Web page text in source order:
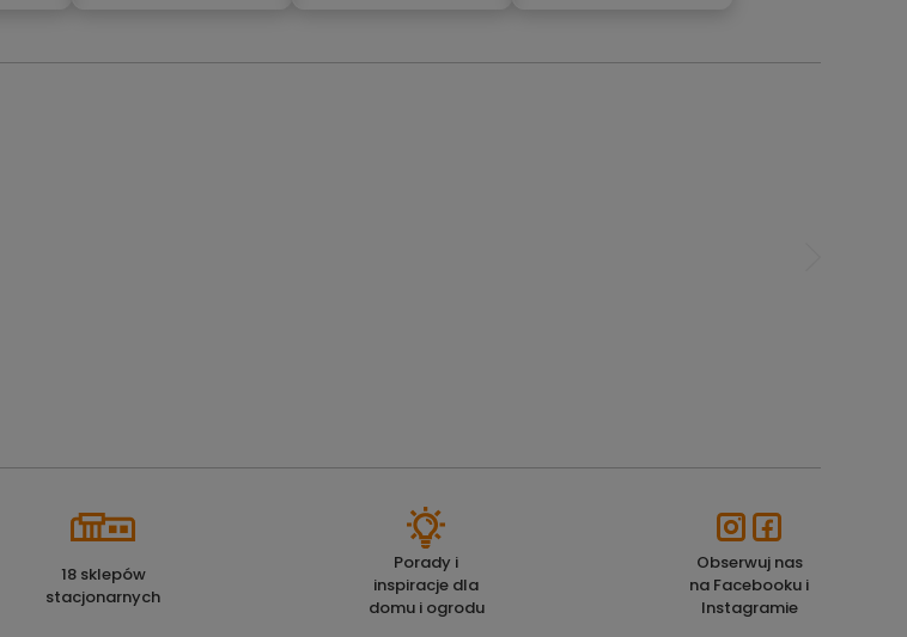
18 sklepów
stacjonarnych
Porady i
inspiracje dla
domu i ogrodu
Obserwuj nas
na Facebooku i
Instagramie